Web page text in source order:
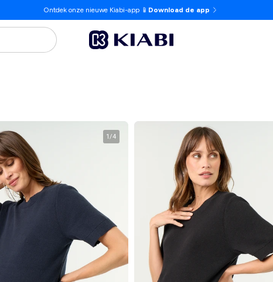
Ontdek onze nieuwe Kiabi-app 📱 Download de app
1/4